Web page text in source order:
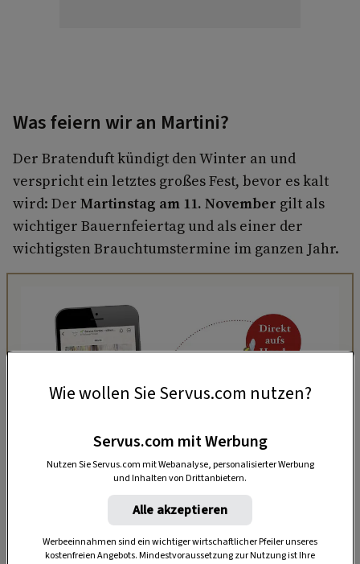
Was feiern wir an Martini?
Der Bratenduft kündigt den Winter an und
verspricht ein letztes großes Fest, bevor es kalt
wird: Der Martinstag am 11. November gilt als
wichtiger Bauernfeiertag und als einer der
wichtigsten Brauchtumstermine im ganzen Jahr.
„Servus Garten“ auf WhatsApp
Nutzen Sie WhatsApp auf Ihrem Handy und lieben es, auf
dem Balkon, der Terrasse oder im Garten zu werkeln? In
Wie wollen Sie Servus.com nutzen?
Servus.com mit Werbung
Nutzen Sie Servus.com mit Webanalyse, personalisierter Werbung
und Inhalten von Drittanbietern.
Alle akzeptieren
Werbeeinnahmen sind ein wichtiger wirtschaftlicher Pfeiler unseres
kostenfreien Angebots. Mindestvoraussetzung zur Nutzung ist Ihre